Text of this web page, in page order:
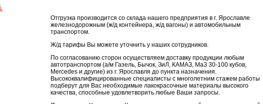
Отгрузка производится со склада нашего предприятия в г. Ярославле
железнодорожным (ж/д контейнера, ж/д вагоны) и автомобильным
транспортом.
Ж/д тарифы Вы можете уточнить у наших сотрудников.
По согласованию сторон осуществляем доставку продукции любым
автотранспортом (а/м Газель, Бычок, ЗиЛ, КАМАЗ, МаЗ 30-100 кубов,
Mercedes и другие) из г. Ярославля до пункта назначения.
Высококвалифицированные специалисты с многолетним стажем работы
подберут для Вас необходимые лакокрасочные материалы высокого
качества, способные удовлетворить любые Ваши запросы.